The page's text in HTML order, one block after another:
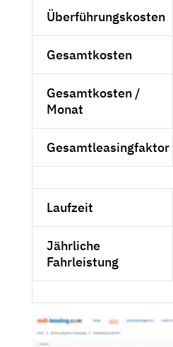
Überführungskosten
Gesamtkosten
Gesamtkosten /
Monat
Gesamtleasingfaktor
Laufzeit
Jährliche
Fahrleistung